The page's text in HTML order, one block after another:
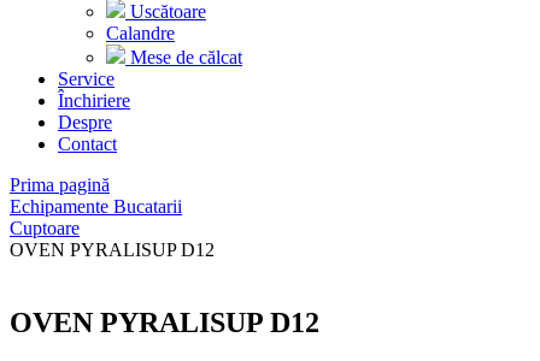
Uscătoare
Calandre
Mese de călcat
Service
Închiriere
Despre
Contact
Prima pagină
Echipamente Bucatarii
Cuptoare
OVEN PYRALISUP D12
OVEN PYRALISUP D12